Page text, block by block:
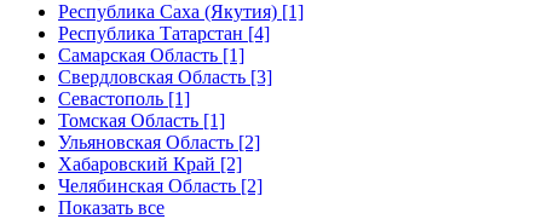
Республика Саха (Якутия) [1]
Республика Татарстан [4]
Самарская Область [1]
Свердловская Область [3]
Севастополь [1]
Томская Область [1]
Ульяновская Область [2]
Хабаровский Край [2]
Челябинская Область [2]
Показать все